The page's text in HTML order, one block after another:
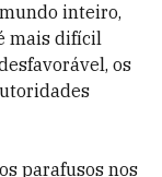
inteiro,
mais difícil
os
parafusos nos